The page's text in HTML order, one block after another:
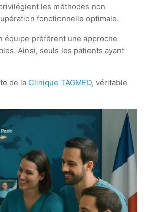
les méthodes non
fonctionnelle optimale.
équipe préfèrent une approche
Ainsi, seuls les patients ayant
de la Clinique TAGMED, véritable